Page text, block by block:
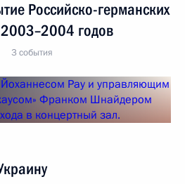
Российско-германских
2003–2004 годов
3 события